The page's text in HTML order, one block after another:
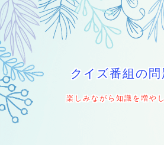
クイズ番組の問
楽しみながら知識を増や